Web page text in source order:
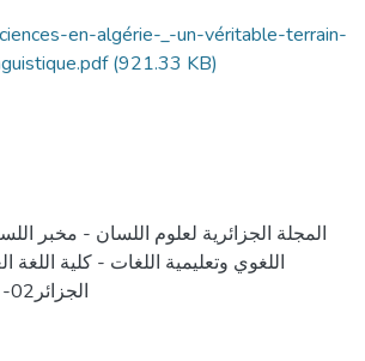
en-algérie-_-un-véritable-terrain-
(921.33 KB)
المجلة الجزائرية لعلوم اللسان - مخبر
اللغوي وتعليمية اللغات - كلية اللغة
الجزائر02- أبو القاسم سعد الله